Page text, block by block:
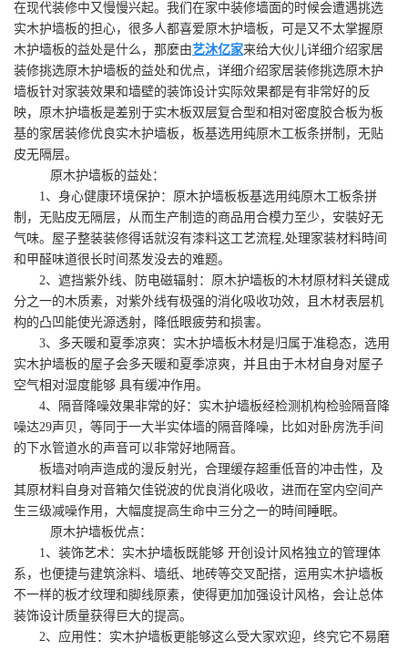
在现代装修中又慢慢兴起。我们在家中装修墙面的时候会遭遇挑选
实木护墙板的担心，很多人都喜爱原木护墙板，可是又不太掌握原
木护墙板的益处是什么，那麼由艺沐亿家来给大伙儿详细介绍家居
装修挑选原木护墙板的益处和优点，详细介绍家居装修挑选原木护
墙板针对家装效果和墙壁的装饰设计实际效果都是有非常好的反
映，原木护墙板是差别于实木板双层复合型和相对密度胶合板为板
基的家居装修优良实木护墙板，板基选用纯原木工板条拼制，无贴
皮无隔层。
原木护墙板的益处：
1、身心健康环境保护：原木护墙板板基选用纯原木工板条拼
制，无贴皮无隔层，从而生产制造的商品用合模力至少，安裝好无
气味。屋子整装装修得话就沒有漆料这工艺流程,处理家装材料時间
和甲醛味道很长时间蒸发没去的难题。
2、遮挡紫外线、防电磁辐射：原木护墙板的木材原材料关键成
分之一的木质素，对紫外线有极强的消化吸收功效，且木材表层机
构的凸凹能使光源透射，降低眼疲劳和损害。
3、多天暖和夏季凉爽：实木护墙板木材是归属于准稳态，选用
实木护墙板的屋子会多天暖和夏季凉爽，并且由于木材自身对屋子
空气相对湿度能够 具有缓冲作用。
4、隔音降噪效果非常的好：实木护墙板经检测机构检验隔音降
噪达29声贝，等同于一大半实体墙的隔音降噪，比如对卧房洗手间
的下水管道水的声音可以非常好地隔音。
板墙对响声造成的漫反射光，合理缓存超重低音的冲击性，及
其原材料自身对音箱欠佳锐波的优良消化吸收，进而在室内空间产
生三级减噪作用，大幅度提高生命中三分之一的時间睡眠。
原木护墙板优点：
1、装饰艺术：实木护墙板既能够 开创设计风格独立的管理体
系，也便捷与建筑涂料、墙纸、地砖等交叉配搭，运用实木护墙板
不一样的板才纹理和脚线原素，使得更加加强设计风格，会让总体
装饰设计质量获得巨大的提高。
2、应用性：实木护墙板更能够这么受大家欢迎，终究它不易磨